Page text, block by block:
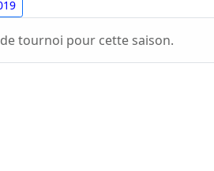
tournoi pour cette saison.